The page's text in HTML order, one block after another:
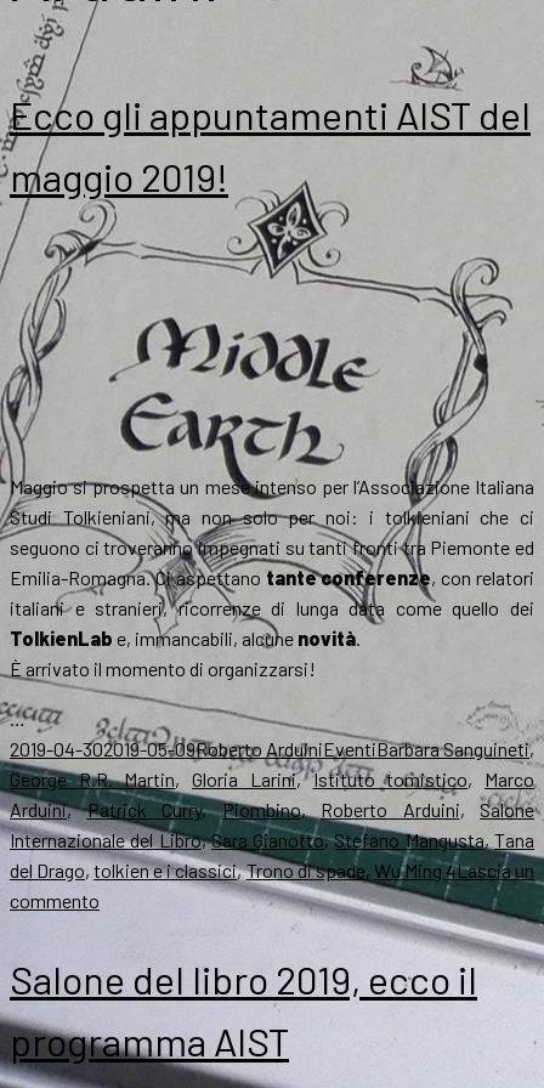
Ecco gli appuntamenti AIST del
maggio 2019!
Maggio si prospetta un mese intenso per l’Associazione Italiana
Studi Tolkieniani, ma non solo per noi: i tolkieniani che ci
seguono ci troveranno impegnati su tanti fronti tra Piemonte ed
Emilia-Romagna. Ci aspettano tante conferenze, con relatori
italiani e stranieri, ricorrenze di lunga data come quello dei
TolkienLab e, immancabili, alcune novità.
È arrivato il momento di organizzarsi!
…
Scritto
il
2019-04-302019-05-09Autore
Roberto ArduiniCategorie
EventiTag
Barbara Sanguineti,
George R.R. Martin,Gloria Larini,Istituto tomistico, Marco
Arduini,Patrick Curry,Piombino, Roberto Arduini, Salone
Internazionale del Libro,Sara Gianotto,Stefano Mangusta,Tana
del Drago,tolkien e i classici,Trono di spade, Wu Ming 4Lascia un
commento
appuntamenti
del
maggio
Salone del libro 2019, ecco il
programma AIST